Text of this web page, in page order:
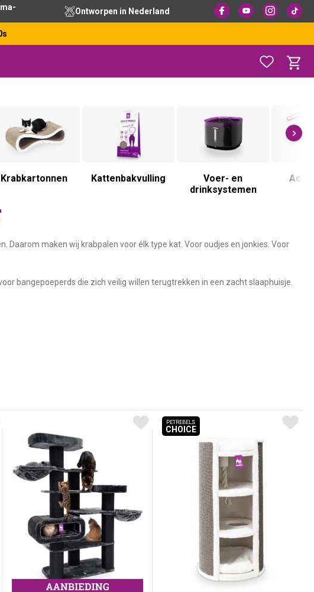
Ontworpen in Nederland
Krabkartonnen Kattenbakvulling
Voer- en
drinksystemen
Daarom maken wij krabpalen voor élk type kat. Voor oudjes en jonkies. Voor
bangepoeperds die zich veilig willen terugtrekken in een zacht slaaphuisje.
PETREBELS
CHOICE
PETREBELS CHOICE